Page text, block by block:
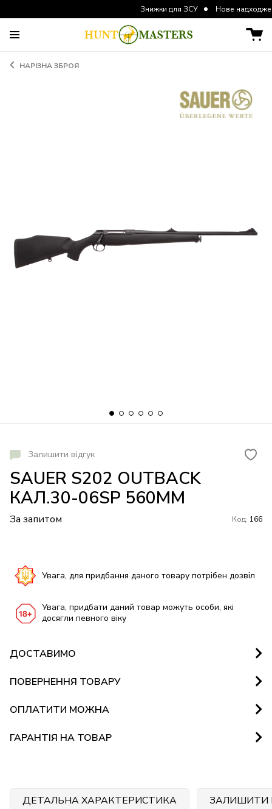
Знижки для ЗСУ Нове надходження
НАРІЗНА ЗБРОЯ
Залишити відгук
SAUER S202 OUTBACK
КАЛ.30-06SP 560MM
За запитом Код: 166
Увага, для придбання даного товару потрібен дозвіл
Увага, придбати даний товар можуть особи, які
досягли певного віку
ДОСТАВИМО
ПОВЕРНЕННЯ ТОВАРУ
ОПЛАТИТИ МОЖНА
ГАРАНТІЯ НА ТОВАР
ДЕТАЛЬНА ХАРАКТЕРИСТИКА ЗАЛИШИТИ